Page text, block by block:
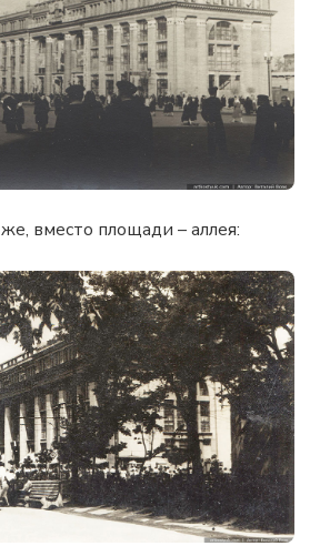
вместо площади – аллея: